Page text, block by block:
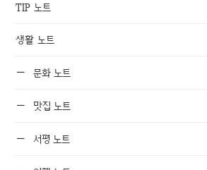
TIP 노트
생활 노트
문화 노트
맛집 노트
서평 노트